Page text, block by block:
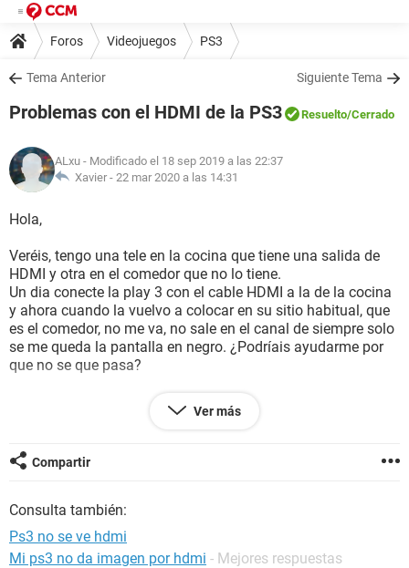
Foros Videojuegos PS3
Tema Anterior Siguiente Tema
Problemas con el HDMI de la PS3 Resuelto/Cerrado
ALxu - Modificado el 18 sep 2019 a las 22:37
Xavier - 22 mar 2020 a las 14:31
Hola,
Veréis, tengo una tele en la cocina que tiene una salida de
HDMI y otra en el comedor que no lo tiene.
Un dia conecte la play 3 con el cable HDMI a la de la cocina
y ahora cuando la vuelvo a colocar en su sitio habitual, que
es el comedor, no me va, no sale en el canal de siempre solo
se me queda la pantalla en negro. ¿Podríais ayudarme por
que no se que pasa?
Internet Explorer 6.0
Ver más
Compartir
Consulta también:
Ps3 no se ve hdmi
Mi ps3 no da imagen por hdmi - Mejores respuestas